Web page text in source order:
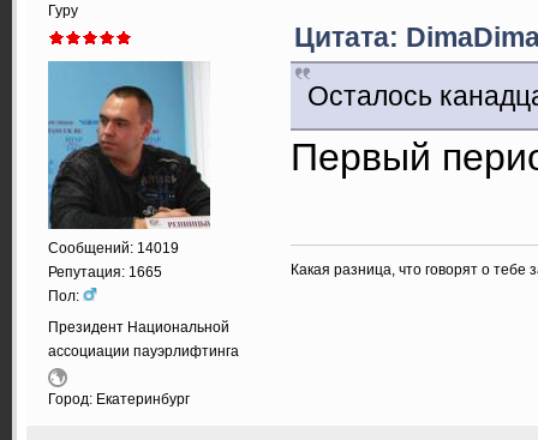
Гуру
Сообщений: 14019
Репутация: 1665
Пол:
Президент Национальной
ассоциации пауэрлифтинга
Город: Екатеринбург
Цитата:
Осталось
Первый
Какая разница, что говорят о